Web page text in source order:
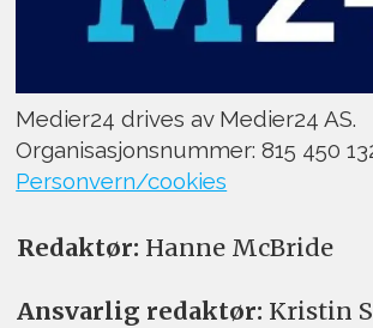
Medier24 drives av Medier24 AS.
Organisasjonsnummer: 815 450
Personvern/cookies
Redaktør: Hanne McBride
Ansvarlig redaktør: Kristin